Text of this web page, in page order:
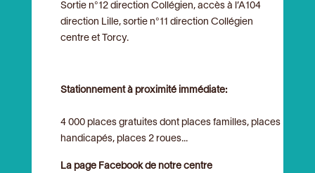
Sortie n°12 direction Collégien, accès à l’A104
direction Lille, sortie n°11 direction Collégien
centre et Torcy.
Stationnement à proximité immédiate:
4 000 places gratuites dont places familles, places
handicapés, places 2 roues...
La page Facebook de notre centre